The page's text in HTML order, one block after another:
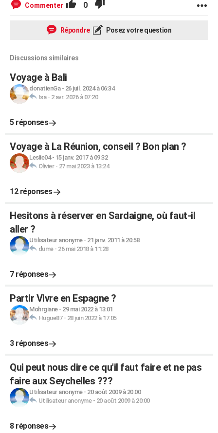
Commenter 0
Répondre Posez votre question
Discussions similaires
Voyage à Bali
donatienGa- 26 juil. 2024 à 06:34
Isa- 2 avr. 2026 à 07:20
5 réponses
Voyage à La Réunion, conseil ? Bon plan ?
Leslie04- 15 janv. 2017 à 09:32
Olivier- 27 mai 2023 à 13:24
12 réponses
Hesitons à réserver en Sardaigne, où faut-il
aller ?
Utilisateur anonyme- 21 janv. 2011 à 20:58
dume- 26 mai 2018 à 11:28
7 réponses
Partir Vivre en Espagne ?
Mohrgiane- 29 mai 2022 à 13:01
Hugue87- 28 juin 2022 à 17:05
3 réponses
Qui peut nous dire ce qu'il faut faire et ne pas
faire aux Seychelles ???
Utilisateur anonyme- 20 août 2009 à 20:00
Utilisateur anonyme- 20 août 2009 à 20:00
8 réponses